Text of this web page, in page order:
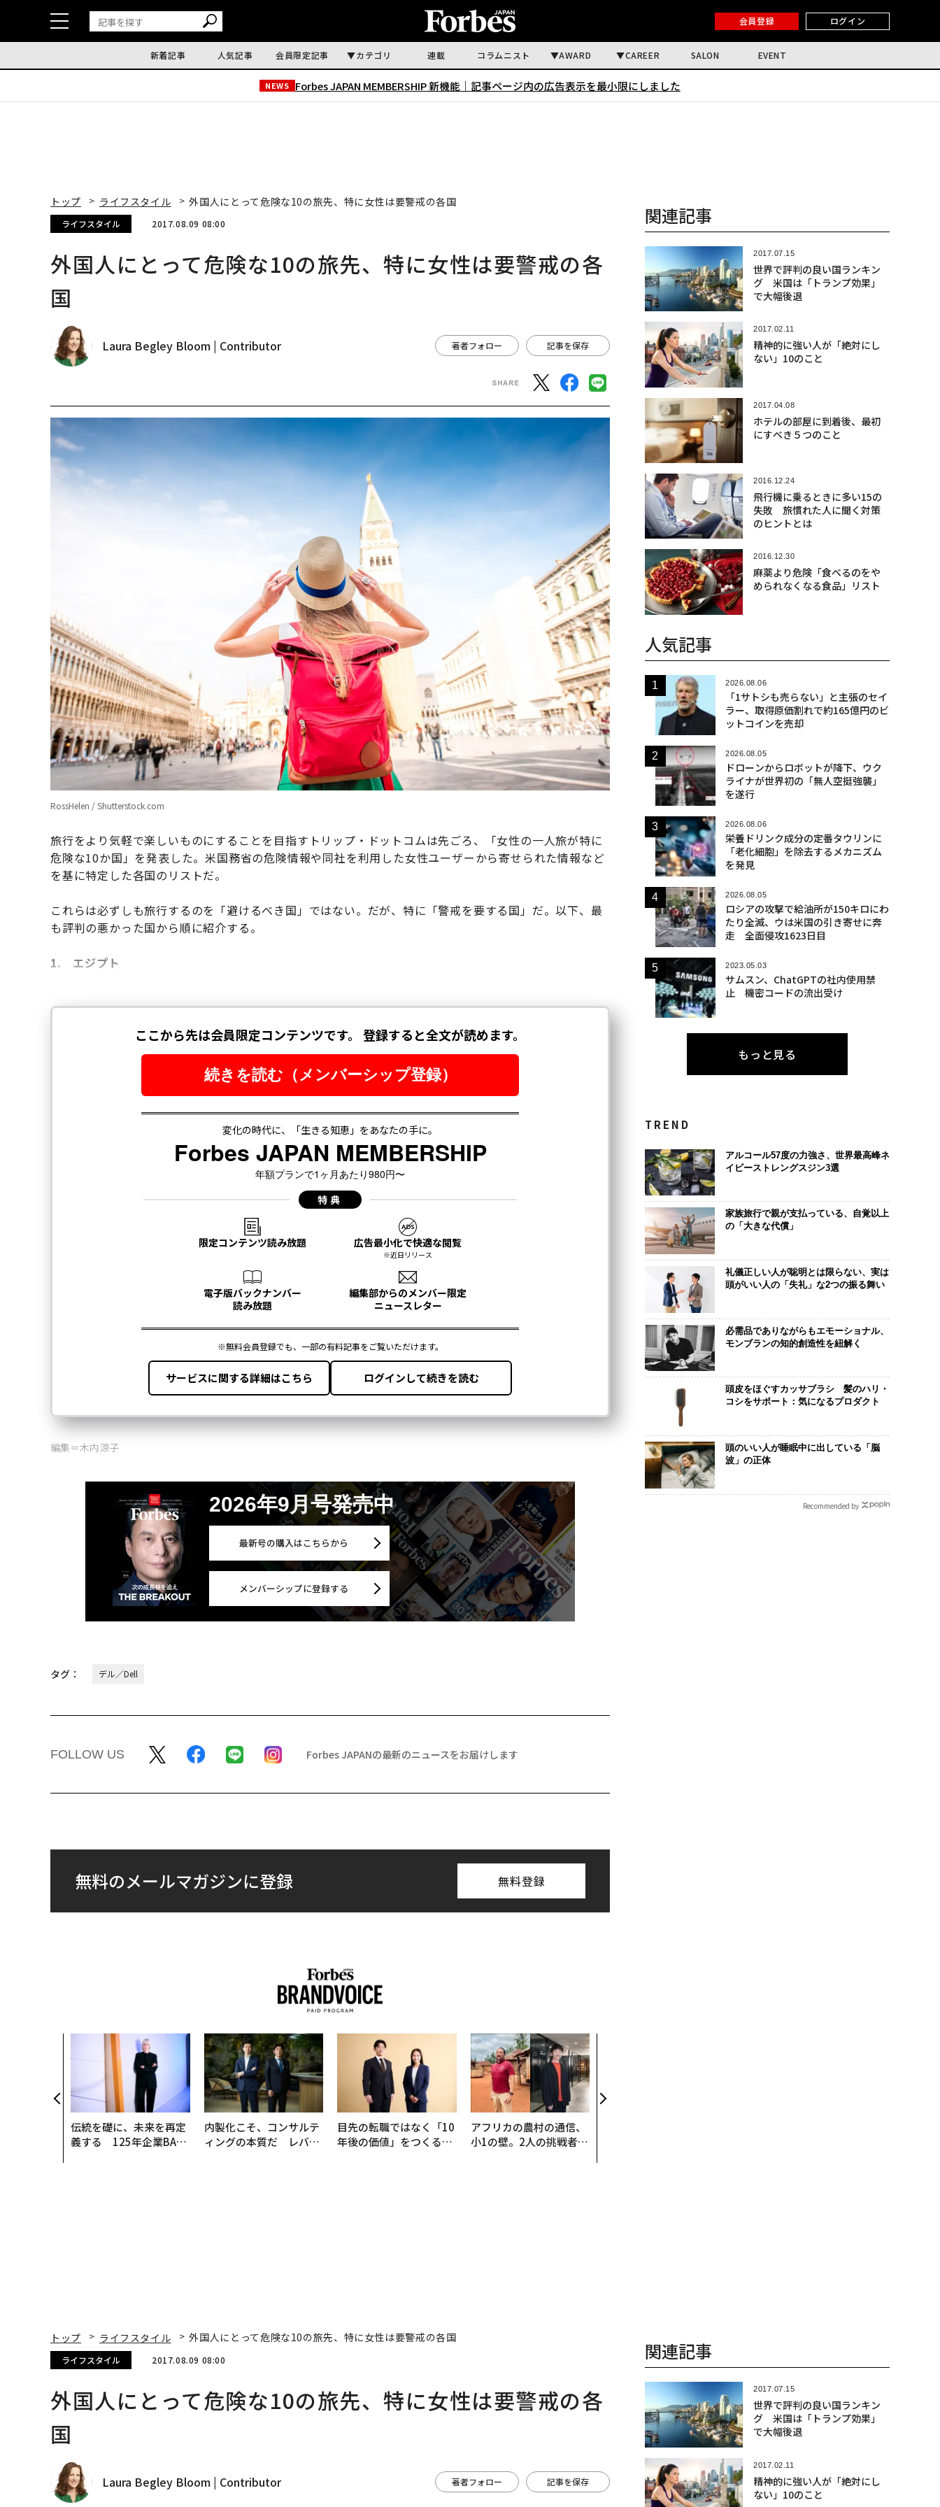
会員登録 ログイン
新着記事 人気記事 会員限定記事 カテゴリ 連載 コラムニスト AWARD CAREER SALON EVENT
NEWS Forbes JAPAN MEMBERSHIP 新機能｜ 記事ページ内の広告表示を最小限にしました
トップ ライフスタイル 外国人にとって危険な10の旅先、特に女性は要警戒の各国
ライフスタイル 2017.08.09 08:00
外国人にとって危険な10の旅先、特に女性は要警戒の各
国
Laura Begley Bloom | Contributor 著者フォロー 記事を保存
RossHelen / Shutterstock.com
旅行をより気軽で楽しいものにすることを目指すトリップ・ドットコムは先ごろ、「女性の一人旅が特に
危険な10か国」を発表した。米国務省の危険情報や同社を利用した女性ユーザーから寄せられた情報など
を基に特定した各国のリストだ。
これらは必ずしも旅行するのを「避けるべき国」ではない。だが、特に「警戒を要する国」だ。以下、最
も評判の悪かった国から順に紹介する。
1. エジプト
編集＝木内涼子
2026年9月号発売中
最新号の購入はこちらから
メンバーシップに登録する
タグ： デル／Dell
FOLLOW US Forbes JAPANの最新のニュースをお届けします
無料のメールマガジンに登録 無料登録
伝統を礎に、未来を再定
義する 125年企業BAT
内製化こそ、コンサルテ
ィングの本質だ レバレ
目先の転職ではなく「10
年後の価値」をつくる─
アフリカの農村の通信、
小1の壁。2人の挑戦者が
関連記事
2017.07.15
世界で評判の良い国ランキン
グ 米国は「トランプ効果」
で大幅後退
2017.02.11
精神的に強い人が「絶対にし
ない」10のこと
2017.04.08
ホテルの部屋に到着後、最初
にすべき５つのこと
2016.12.24
飛行機に乗るときに多い15の
失敗 旅慣れた人に聞く対策
のヒントとは
2016.12.30
麻薬より危険「食べるのをや
められなくなる食品」リスト
人気記事
2026.08.06
「1サトシも売らない」と主張のセイ
ラー、取得原価割れで約165億円のビ
ットコインを売却
2026.08.05
ドローンからロボットが降下、ウク
ライナが世界初の「無人空挺強襲」
を遂行
2026.08.06
栄養ドリンク成分の定番タウリンに
「老化細胞」を除去するメカニズム
を発見
2026.08.05
ロシアの攻撃で給油所が150キロにわ
たり全滅、ウは米国の引き寄せに奔
走 全面侵攻1623日目
2023.05.03
サムスン、ChatGPTの社内使用禁
止 機密コードの流出受け
もっと見る
TREND
アルコール57度の力強さ、世界最高峰ネ
イビーストレングスジン3選
家族旅行で親が支払っている、自覚以上
の「大きな代償」
礼儀正しい人が聡明とは限らない、実は
頭がいい人の「失礼」な2つの振る舞い
必需品でありながらもエモーショナル、
モンブランの知的創造性を紐解く
頭皮をほぐすカッサブラシ 髪のハリ・
コシをサポート：気になるプロダクト
頭のいい人が睡眠中に出している「脳
波」の正体
Recommended by
トップ ライフスタイル 外国人にとって危険な10の旅先、特に女性は要警戒の各国
ライフスタイル 2017.08.09 08:00
外国人にとって危険な10の旅先、特に女性は要警戒の各
国
Laura Begley Bloom | Contributor 著者フォロー 記事を保存
関連記事
2017.07.15
世界で評判の良い国ランキン
グ 米国は「トランプ効果」
で大幅後退
2017.02.11
精神的に強い人が「絶対にし
ない」10のこと